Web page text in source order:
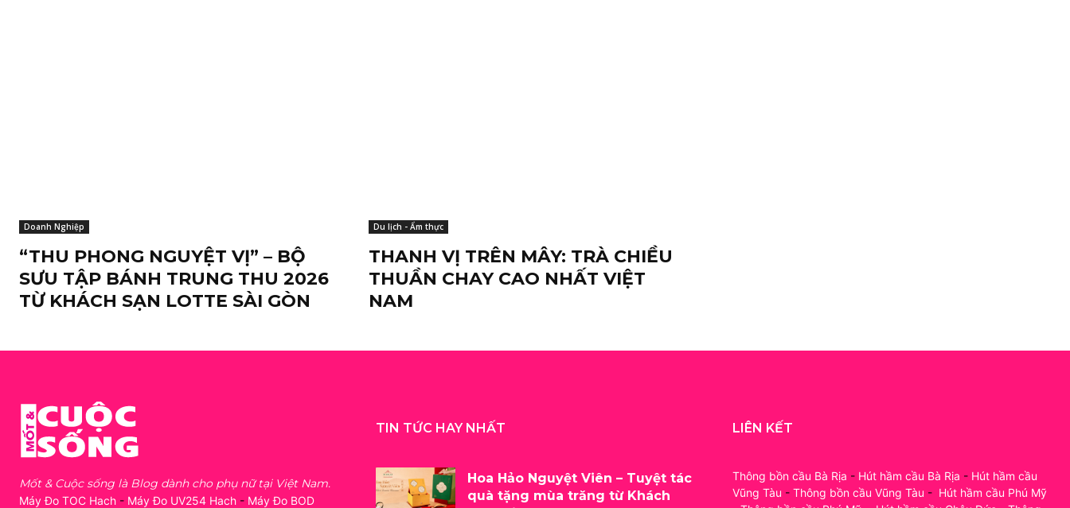
Doanh Nghiệp
“THU PHONG NGUYỆT VỊ” – BỘ
SƯU TẬP BÁNH TRUNG THU 2026
TỪ KHÁCH SẠN LOTTE SÀI GÒN
Du lịch - Ẩm thực
THANH VỊ TRÊN MÂY: TRÀ CHIỀU
THUẦN CHAY CAO NHẤT VIỆT
NAM
Mốt & Cuộc sống là Blog dành cho phụ nữ tại Việt Nam.
Máy Đo TOC Hach - Máy Đo UV254 Hach - Máy Đo BOD
TIN TỨC HAY NHẤT
Hoa Hảo Nguyệt Viên – Tuyệt tác
quà tặng mùa trăng từ Khách
LIÊN KẾT
Thông bồn cầu Bà Rịa - Hút hầm cầu Bà Rịa - Hút hầm cầu
Vũng Tàu - Thông bồn cầu Vũng Tàu - Hút hầm cầu Phú Mỹ